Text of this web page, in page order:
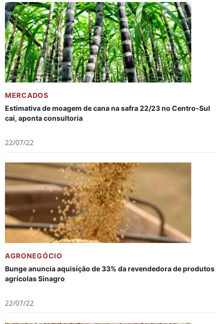
MERCADOS
Estimativa de moagem de cana na safra 22/23 no Centro-Sul
cai, aponta consultoria
22/07/22
AGRONEGÓCIO
Bunge anuncia aquisição de 33% da revendedora de produtos
agrícolas Sinagro
22/07/22